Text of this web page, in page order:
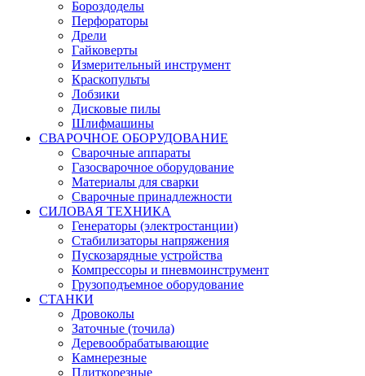
Бороздоделы
Перфораторы
Дрели
Гайковерты
Измерительный инструмент
Краскопульты
Лобзики
Дисковые пилы
Шлифмашины
СВАРОЧНОЕ ОБОРУДОВАНИЕ
Сварочные аппараты
Газосварочное оборудование
Материалы для сварки
Сварочные принадлежности
СИЛОВАЯ ТЕХНИКА
Генераторы (электростанции)
Стабилизаторы напряжения
Пускозарядные устройства
Компрессоры и пневмоинструмент
Грузоподъемное оборудование
СТАНКИ
Дровоколы
Заточные (точила)
Деревообрабатывающие
Камнерезные
Плиткорезные